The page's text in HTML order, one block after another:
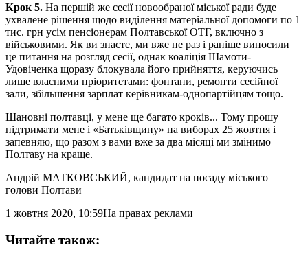
Крок 5. На першій же сесії новообраної міської ради буде
ухвалене рішення щодо виділення матеріальної допомоги по 1
тис. грн усім пенсіонерам Полтавської ОТГ, включно з
військовими. Як ви знаєте, ми вже не раз і раніше виносили
це питання на розгляд сесії, однак коаліція Шамоти-
Удовіченка щоразу блокувала його прийняття, керуючись
лише власними пріоритетами: фонтани, ремонти сесійної
зали, збільшення зарплат керівникам-однопартійцям тощо.
Шановні полтавці, у мене ще багато кроків... Тому прошу
підтримати мене і «Батьківщину» на виборах 25 жовтня і
запевняю, що разом з вами вже за два місяці ми змінимо
Полтаву на краще.
Андрій МАТКОВСЬКИЙ, кандидат на посаду міського
голови Полтави
1 жовтня 2020, 10:59На правах реклами
Читайте також: